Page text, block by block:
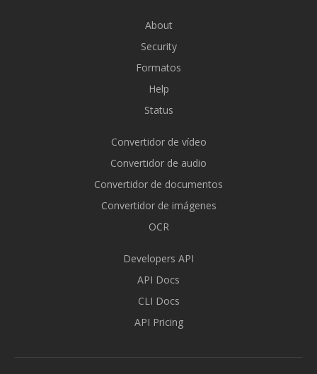
About
Security
Formatos
Help
Status
Convertidor de vídeo
Convertidor de audio
Convertidor de documentos
Convertidor de imágenes
OCR
Developers API
API Docs
CLI Docs
API Pricing